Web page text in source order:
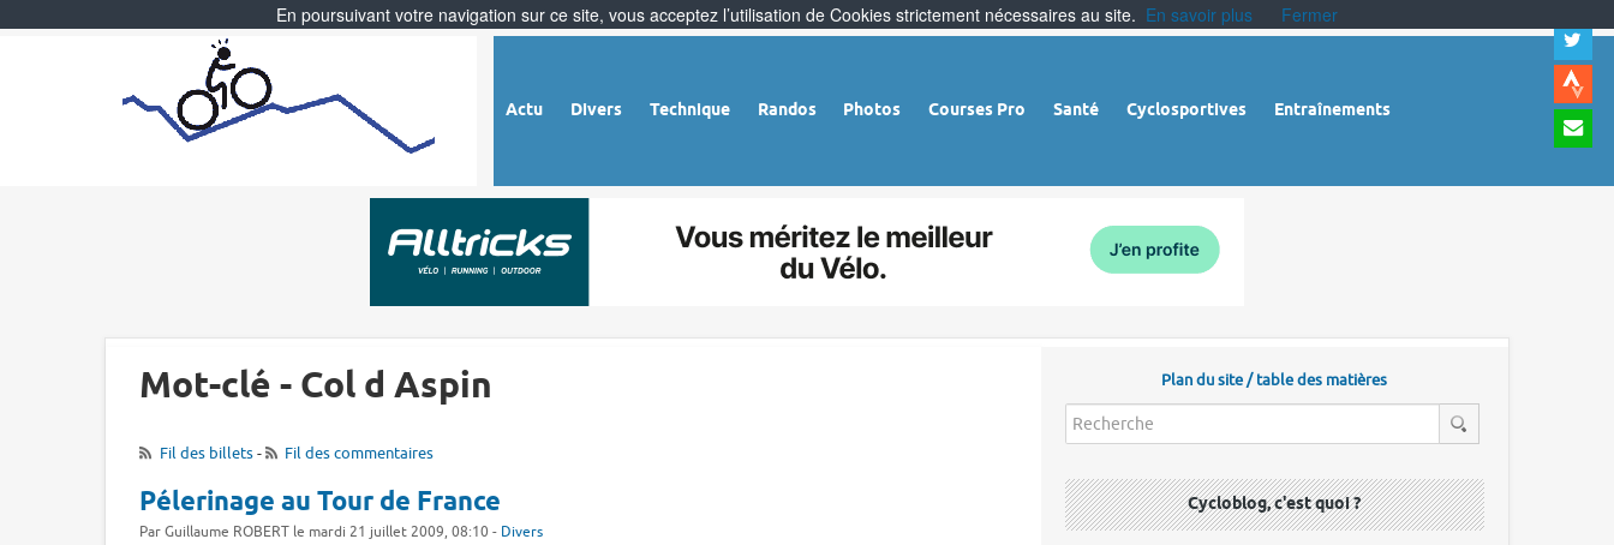
Actu Divers Technique Randos Photos Courses Pro Santé Cyclosportives Entraînements
à
Mot-clé - Col d Aspin
Fil des billets- Fil des commentaires
Pélerinage au Tour de France
Par Guillaume ROBERT le mardi 21 juillet 2009, 08:10 - Divers
Plan du site / table des matières
Cycloblog, c'est quoi ?
En poursuivant votre navigation sur ce site, vous acceptez l’utilisation de Cookies strictement nécessaires au site. En savoir plus Fermer